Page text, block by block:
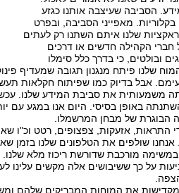
הסביבה שעיצבה אותנו כגזע
מאפייני הסביבה, ובפרט
שלנו איתם השתנו רק לעתים
חברי הקהילה חדשים או דרכים
ובולטים, כי בדרך כלל סימלו
שלנו פיתח מנגנון תגובה שמעדיף
עימם. אבל בדיוק כמו שפיתוח חקלאות
משמעותית את סביבת המידע שלנו.
באופן בסיסי. היום אנו במגע עם
הבוגרת של מבחן המרשמלו.
התראות, אזעקות, צפצופים, רטט וכ"ו
שולפים את הטלפונים שלנו בזמן
במשימה מורכבת שדורשת ריכוז מלא
על כך ששיבושים אלה מקשים
מקדישות את המוחות המבריקים שלהם